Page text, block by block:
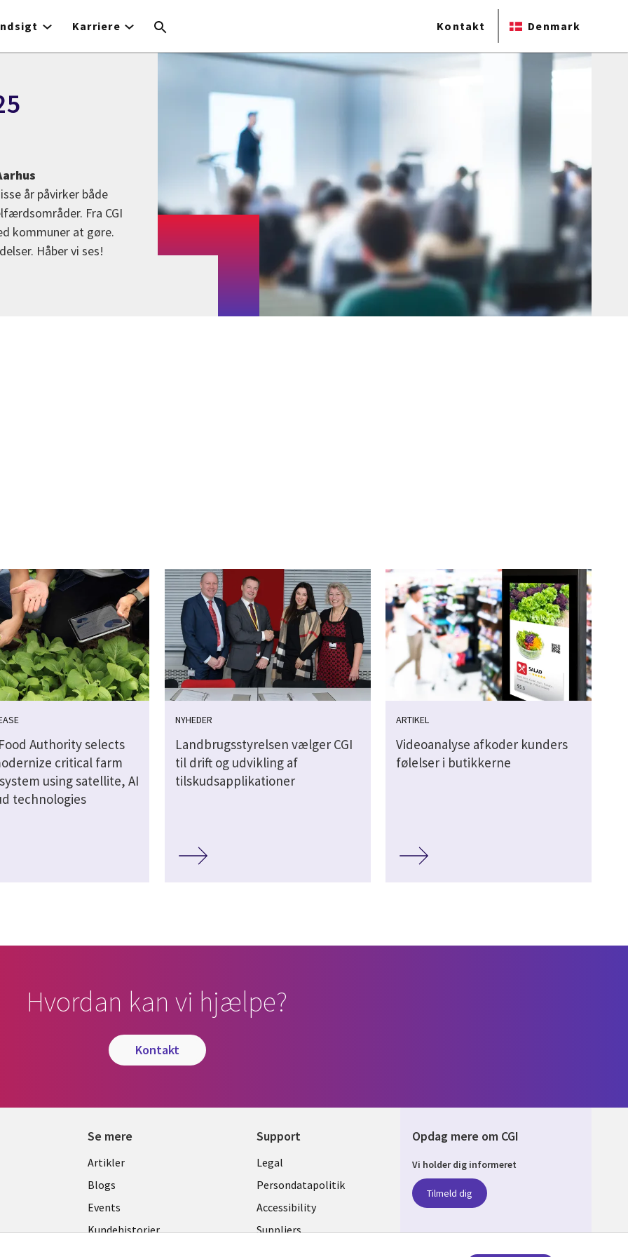
Karriere Kontakt Denmark
år påvirker både
Fra CGI
kommuner at gøre.
Håber vi ses!
on Print
Authority selects
critical farm
using satellite, AI
technologies
NYHEDER
Landbrugsstyrelsen vælger CGI
til drift og udvikling af
tilskudsapplikationer
ARTIKEL
Videoanalyse afkoder kunders
følelser i butikkerne
Hvordan kan vi hjælpe?
kontakt
Se mere
Library
Links
DENMARK
Artikler
Blogs
Events
Kundehistorier
Support
Legal
DENMARK
Legal
Persondatapolitik
Accessibility
Suppliers
Opdag mere om CGI
Vi holder dig informeret
Tilmeld dig